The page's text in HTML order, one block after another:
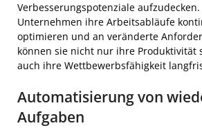
Verbesserungspotenziale
Unternehmen ihre Arbeitsabläufe
optimieren und an veränderte
können sie nicht nur ihre Produktivität
auch ihre Wettbewerbsfähigkeit
Automatisierung von
Aufgaben